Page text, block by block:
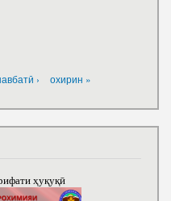
› охирин »
ҳуқуқӣ